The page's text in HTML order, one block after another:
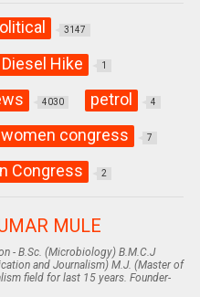
3147
Diesel Hike 1
4030 petrol 4
congress 7
Congress 2
MULE
- B.Sc. (Microbiology) B.M.C.J
and Journalism) M.J. (Master of
field for last 15 years. Founder-